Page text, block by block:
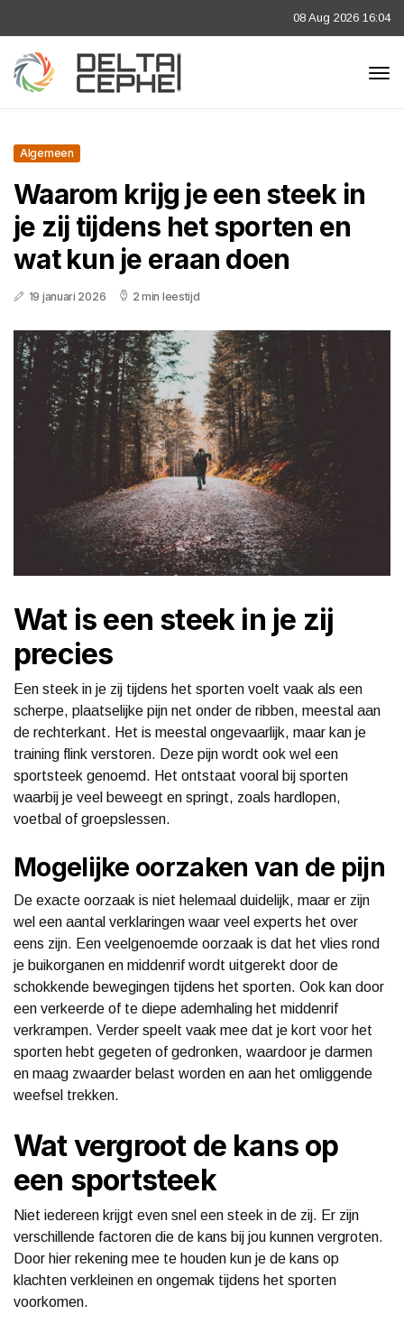
08 Aug 2026 16:04
Algemeen
Waarom krijg je een steek in
je zij tijdens het sporten en
wat kun je eraan doen
19 januari 2026 2 min leestijd
Wat is een steek in je zij
precies
Een steek in je zij tijdens het sporten voelt vaak als een
scherpe, plaatselijke pijn net onder de ribben, meestal aan
de rechterkant. Het is meestal ongevaarlijk, maar kan je
training flink verstoren. Deze pijn wordt ook wel een
sportsteek genoemd. Het ontstaat vooral bij sporten
waarbij je veel beweegt en springt, zoals hardlopen,
voetbal of groepslessen.
Mogelijke oorzaken van de pijn
De exacte oorzaak is niet helemaal duidelijk, maar er zijn
wel een aantal verklaringen waar veel experts het over
eens zijn. Een veelgenoemde oorzaak is dat het vlies rond
je buikorganen en middenrif wordt uitgerekt door de
schokkende bewegingen tijdens het sporten. Ook kan door
een verkeerde of te diepe ademhaling het middenrif
verkrampen. Verder speelt vaak mee dat je kort voor het
sporten hebt gegeten of gedronken, waardoor je darmen
en maag zwaarder belast worden en aan het omliggende
weefsel trekken.
Wat vergroot de kans op
een sportsteek
Niet iedereen krijgt even snel een steek in de zij. Er zijn
verschillende factoren die de kans bij jou kunnen vergroten.
Door hier rekening mee te houden kun je de kans op
klachten verkleinen en ongemak tijdens het sporten
voorkomen.